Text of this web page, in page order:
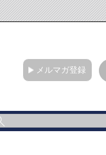
メルマガ登録